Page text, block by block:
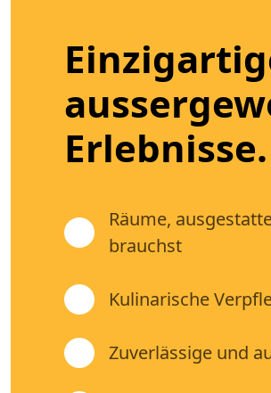
Erlebnisse.
Räume,
brauchst
Kulinarische
Zuverlässige und